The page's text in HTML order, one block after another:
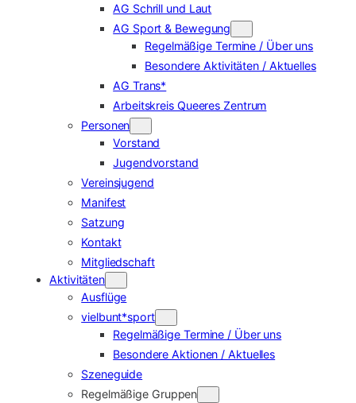
AG Schrill und Laut
AG Sport & Bewegung
Regelmäßige Termine / Über uns
Besondere Aktivitäten / Aktuelles
AG Trans*
Arbeitskreis Queeres Zentrum
Personen
Vorstand
Jugendvorstand
Vereinsjugend
Manifest
Satzung
Kontakt
Mitgliedschaft
Aktivitäten
Ausflüge
vielbunt*sport
Regelmäßige Termine / Über uns
Besondere Aktionen / Aktuelles
Szeneguide
Regelmäßige Gruppen